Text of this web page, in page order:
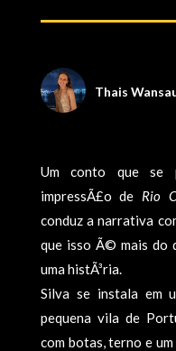
Thais
Um conto que se
impressÃ£o de Rio
conduz a narrativa
que isso Ã© mais do
uma histÃ³ria.
Silva se instala em
pequena vila de
com botas, terno e